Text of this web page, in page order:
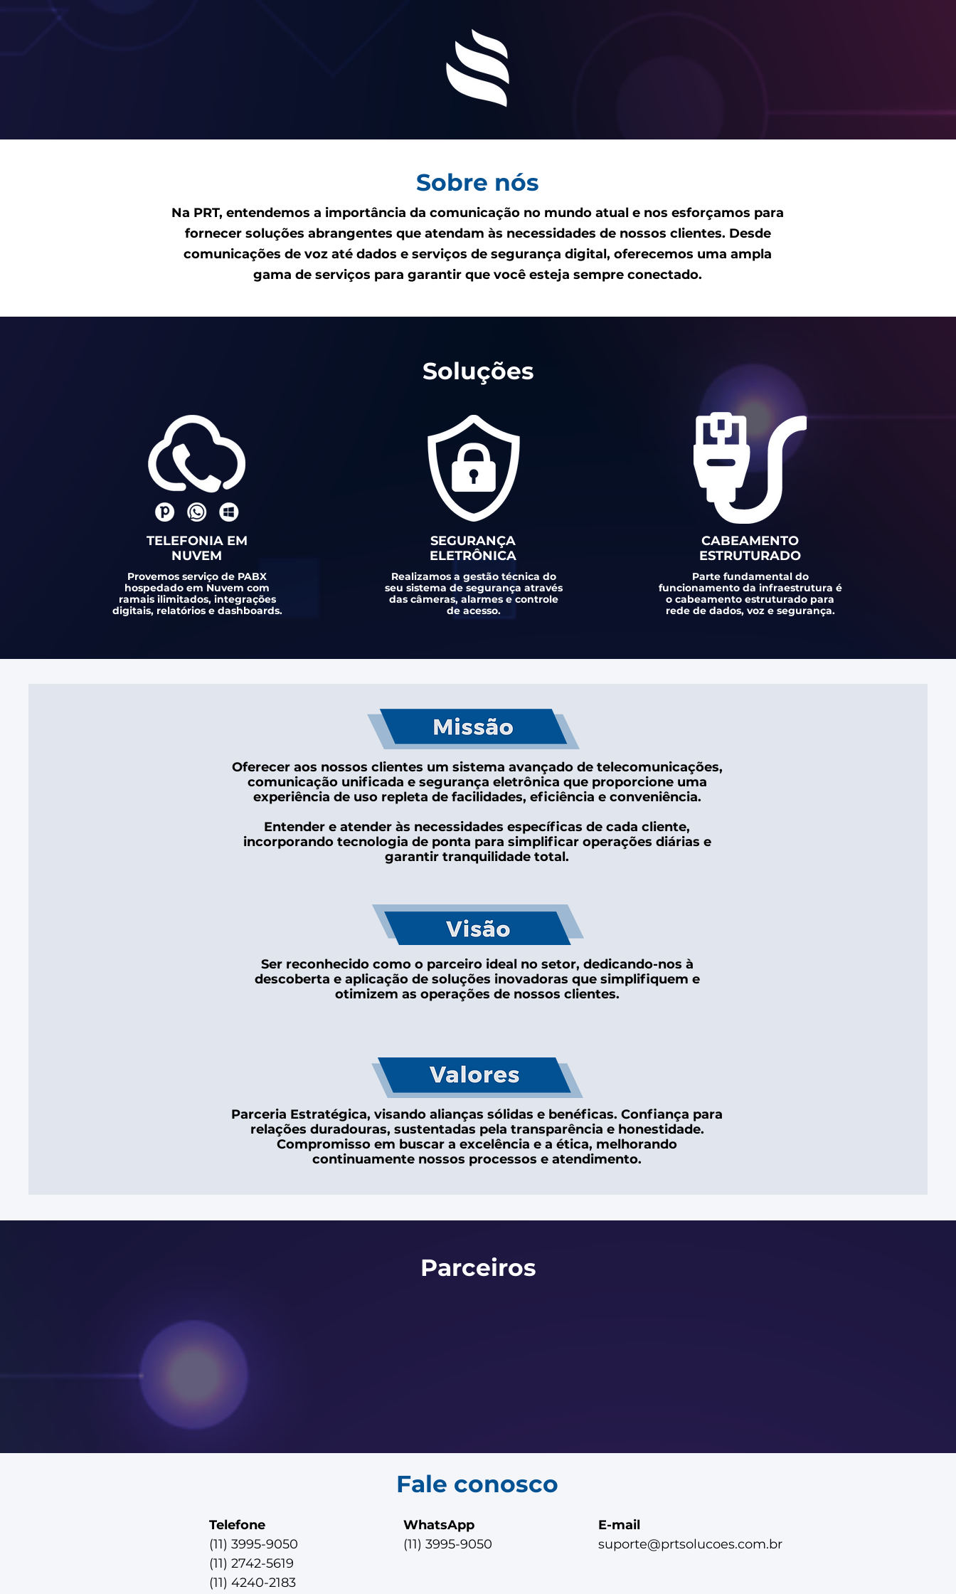
Sobre nós
Na PRT, entendemos a importância da comunicação no mundo atual e nos esforçamos para
fornecer soluções abrangentes que atendam às necessidades de nossos clientes. Desde
comunicações de voz até dados e serviços de segurança digital, oferecemos uma ampla
gama de serviços para garantir que você esteja sempre conectado.
TELEFONIA EM
NUVEM
Provemos serviço de PABX
hospedado em Nuvem com
ramais ilimitados, integrações
digitais, relatórios e dashboards.
Soluções
SEGURANÇA
ELETRÔNICA
Realizamos a gestão técnica do
seu sistema de segurança através
das câmeras, alarmes e controle
de acesso.
CABEAMENTO
ESTRUTURADO
Parte fundamental do
funcionamento da infraestrutura é
o cabeamento estruturado para
rede de dados, voz e segurança.
Oferecer aos nossos clientes um sistema avançado de telecomunicações,
comunicação unificada e segurança eletrônica que proporcione uma
experiência de uso repleta de facilidades, eficiência e conveniência.
Entender e atender às necessidades específicas de cada cliente,
incorporando tecnologia de ponta para simplificar operações diárias e
garantir tranquilidade total.
Ser reconhecido como o parceiro ideal no setor, dedicando-nos à
descoberta e aplicação de soluções inovadoras que simplifiquem e
otimizem as operações de nossos clientes.
Parceria Estratégica, visando alianças sólidas e benéficas. Confiança para
relações duradouras, sustentadas pela transparência e honestidade.
Compromisso em buscar a excelência e a ética, melhorando
continuamente nossos processos e atendimento.
Parceiros
Fale conosco
Telefone
(11) 3995-9050
(11) 2742-5619
(11) 4240-2183
WhatsApp
(11) 3995-9050
E-mail
suporte@prtsolucoes.com.br